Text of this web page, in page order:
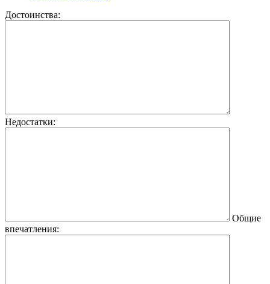
Достоинства:
Недостатки:
Общие
впечатления: